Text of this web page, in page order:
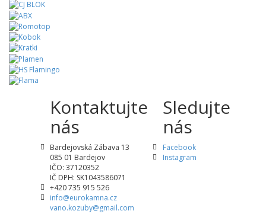
Kontaktujte
nás
Bardejovská Zábava 13
085 01 Bardejov
IČO: 37120352
IČ DPH: SK1043586071
+420 735 915 526
info@eurokamna.cz
vano.kozuby@gmail.com
Sledujte
nás
Facebook
Instagram